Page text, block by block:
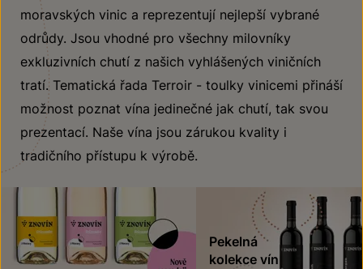
moravských vinic a reprezentují nejlepší vybrané
odrůdy. Jsou vhodné pro všechny milovníky
exkluzivních chutí z našich vyhlášených viničních
tratí. Tematická řada Terroir - toulky vinicemi přináší
možnost poznat vína jedinečné jak chutí, tak svou
prezentací. Naše vína jsou zárukou kvality i
tradičního přístupu k výrobě.
Pekelná
kolekce vín